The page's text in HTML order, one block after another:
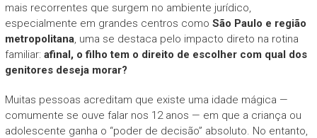
mais recorrentes que surgem no ambiente jurídico,
especialmente em grandes centros como São Paulo e região
metropolitana, uma se destaca pelo impacto direto na rotina
familiar: afinal, o filho tem o direito de escolher com qual dos
genitores deseja morar?
Muitas pessoas acreditam que existe uma idade mágica —
comumente se ouve falar nos 12 anos — em que a criança ou
adolescente ganha o “poder de decisão” absoluto. No entanto,